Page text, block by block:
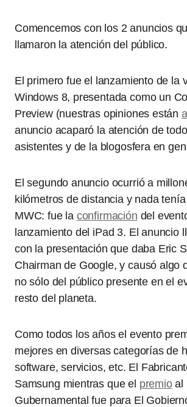
Comencemos con los 2 anuncios
llamaron la atención del público.
El primero fue el lanzamiento de la
Windows 8, presentada como un
Preview (nuestras opiniones están
anuncio acaparó la atención de
asistentes y de la blogosfera en
El segundo anuncio ocurrió a
kilómetros de distancia y nada
MWC: fue la confirmación del
lanzamiento del iPad 3. El anuncio
con la presentación que daba Eric
Chairman de Google, y causó algo
no sólo del público presente en el
resto del planeta.
Como todos los años el evento
mejores en diversas categorías de
software, servicios, etc. El
Samsung mientras que el premioal
Gubernamental fue para El